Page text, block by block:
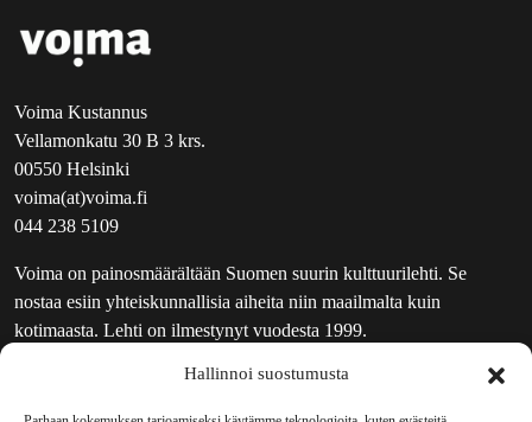
Hallinnoi suostumusta
Voima Kustannus
Vellamonkatu 30 B 3 krs.
00550 Helsinki
voima(at)voima.fi
044 238 5109
Voima on painosmäärältään Suomen suurin kulttuurilehti. Se
nostaa esiin yhteiskunnallisia aiheita niin maailmalta kuin
kotimaasta. Lehti on ilmestynyt vuodesta 1999.
UUTISKIRJE